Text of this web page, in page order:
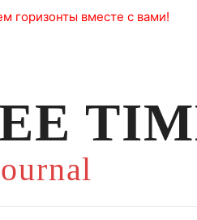
горизонты вместе с вами!